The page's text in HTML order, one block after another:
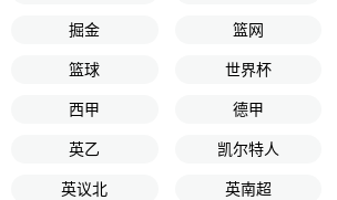
掘金 篮网
篮球 世界杯
西甲 德甲
英乙 凯尔特人
英议北 英南超